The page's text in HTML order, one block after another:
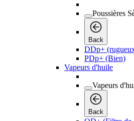
Poussières
Back
DDp+
PDp+ (Bien)
Vapeurs d'huile
Vapeurs
Back